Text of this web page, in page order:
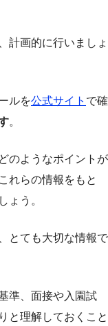
計画的に行いましょ
ルを公式サイト で確
。
のようなポイントが
れらの情報をもと
ょう。
とても大切な情報で
準、面接や入園試
と理解しておくこと